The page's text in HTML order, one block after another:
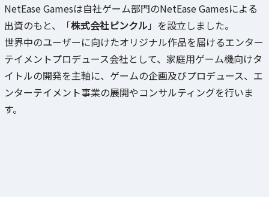
NetEase Gamesは自社ゲーム部門のNetEase Gamesによる
出資のもと、「株式会社ピンクル」を設立しました。
世界中のユーザーに向けたオリジナル作品を届けるエンター
テイメントプロデュース会社として、家庭用ゲーム機向けタ
イトルの開発を主軸に、ゲームの企画及びプロデュース、エ
ンターテイメント事業の展開やコンサルティングを行いま
す。